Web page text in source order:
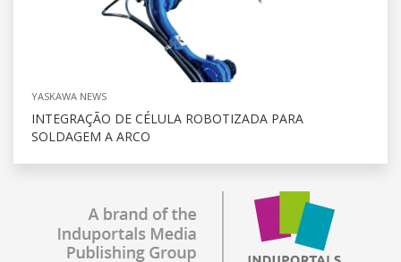
YASKAWA NEWS
INTEGRAÇÃO DE CÉLULA ROBOTIZADA PARA
SOLDAGEM A ARCO